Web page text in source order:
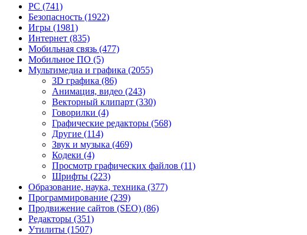
PC (741)
Безопасность (1922)
Игры (1981)
Интернет (835)
Мобильная связь (477)
Мобильное ПО (5)
Мультимедиа и графика (2055)
3D графика (86)
Анимация, видео (243)
Векторный клипарт (330)
Говорилки (4)
Графические редакторы (568)
Другие (114)
Звук и музыка (469)
Кодеки (4)
Просмотр графических файлов (11)
Шрифты (223)
Образование, наука, техника (377)
Программирование (239)
Продвижение сайтов (SEO) (86)
Редакторы (351)
Утилиты (1507)